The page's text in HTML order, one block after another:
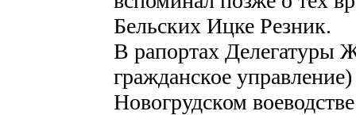
Бельских Ицке Резник.
В рапортах Делегатуры
гражданское
Новогрудском